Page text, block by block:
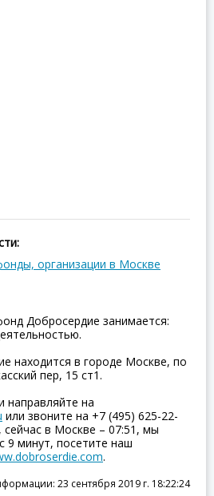
организации в Москве
Добросердие занимается:
находится в городе Москве, по
пер, 15 ст1.
направляйте на
или звоните на +7 (495) 625-22-
сейчас в Москве – 07:51, мы
9 минут, посетите наш
.
23 сентября 2019 г. 18:22:24